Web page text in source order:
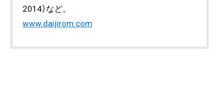
2014）など。
www.daijirom.com